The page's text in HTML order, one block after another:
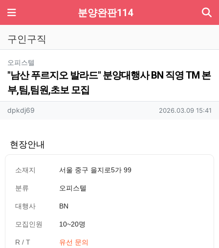
메뉴 분양완판114
구인구직
오피스텔
"남산 푸르지오 발라드" 분양대행사 BN 직영 TM 본
부,팀,팀원,초보 모집
작성자 정보
dpkdj69 작성일
2026.03.09 15:41
현장안내
소재지 서울 중구 을지로5가 99
분류 오피스텔
대행사 BN
모집인원 10~20명
R / T 유선 문의